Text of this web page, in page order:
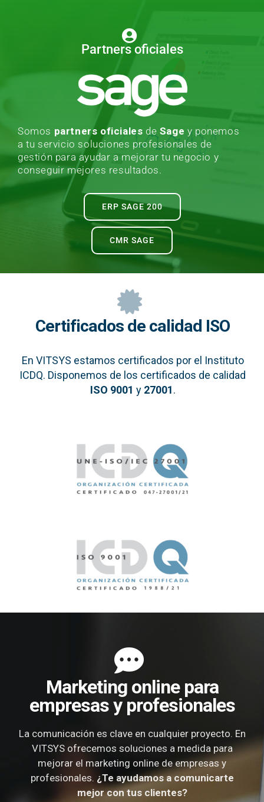
Partners oficiales
Somos partners oficiales de Sage y ponemos
a tu servicio soluciones profesionales de
gestión para ayudar a mejorar tu negocio y
conseguir mejores resultados.
ERP SAGE 200
CMR SAGE
Certificados de calidad ISO
En VITSYS estamos certificados por el Instituto
ICDQ. Disponemos de los certificados de calidad
ISO 9001 y 27001.
Marketing online para
empresas y profesionales
La comunicación es clave en cualquier proyecto. En
VITSYS ofrecemos soluciones a medida para
mejorar el marketing online de empresas y
profesionales. ¿Te ayudamos a comunicarte
mejor con tus clientes?